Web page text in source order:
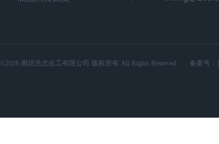
©2026 廊坊浩北化工有限公司 版权所有 All Rights Reserved. 备案号：